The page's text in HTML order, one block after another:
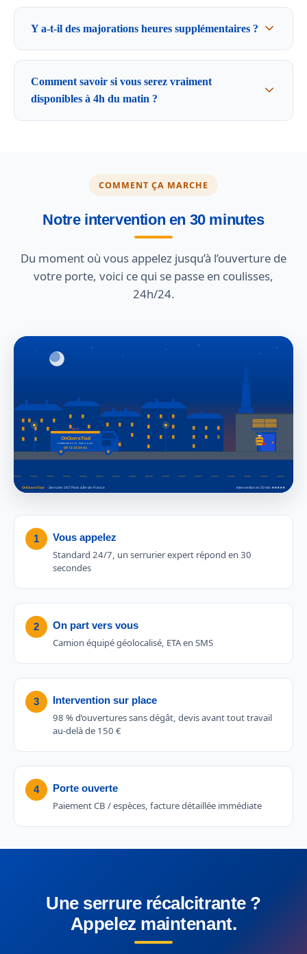
Y a-t-il des majorations heures supplémentaires ?
Comment savoir si vous serez vraiment
disponibles à 4h du matin ?
COMMENT ÇA MARCHE
Notre intervention en 30 minutes
Du moment où vous appelez jusqu’à l’ouverture de
votre porte, voici ce qui se passe en coulisses,
24h/24.
1 Vous appelez
Standard 24/7, un serrurier expert répond en 30
secondes
2 On part vers vous
Camion équipé géolocalisé, ETA en SMS
3 Intervention sur place
98 % d’ouvertures sans dégât, devis avant tout travail
au-delà de 150 €
4 Porte ouverte
Paiement CB / espèces, facture détaillée immédiate
Une serrure récalcitrante ?
Appelez maintenant.